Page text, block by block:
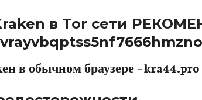
в Tor сети
в обычном браузере –kra44.pro